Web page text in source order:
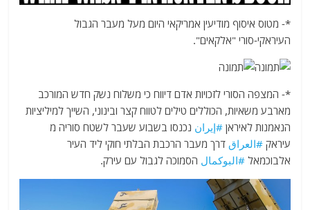
*- מטוס איסוף מודיעין אמריקאי היום מעל מעבר הגבול
העיראקי-סורי "אלקאים".
*- המצפה הסורי לזכויות אדם דיווח כי משלוח נשק חדש המורכב
מארבע משאיות, הכוללים טילים לטווח קצר ובינוני, השייך למיליציות
הנאמנות לאיראן#إيران נכנסו בשבוע שעבר לשטח סוריה מ
עיראק#العراق דרך מעבר הרכבת הבלתי חוקי ליד העיר
אלבוכמאל#البوكمال הסמוכה לגבול עם עירק.